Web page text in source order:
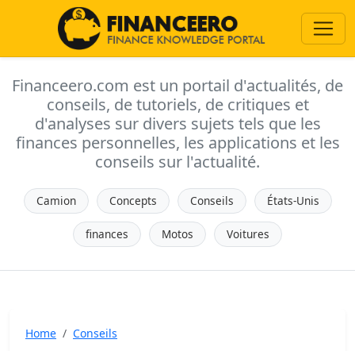
Financeero.com est un portail d'actualités, de
conseils, de tutoriels, de critiques et
d'analyses sur divers sujets tels que les
finances personnelles, les applications et les
conseils sur l'actualité.
Camion Concepts Conseils États-Unis
finances Motos Voitures
Home Conseils